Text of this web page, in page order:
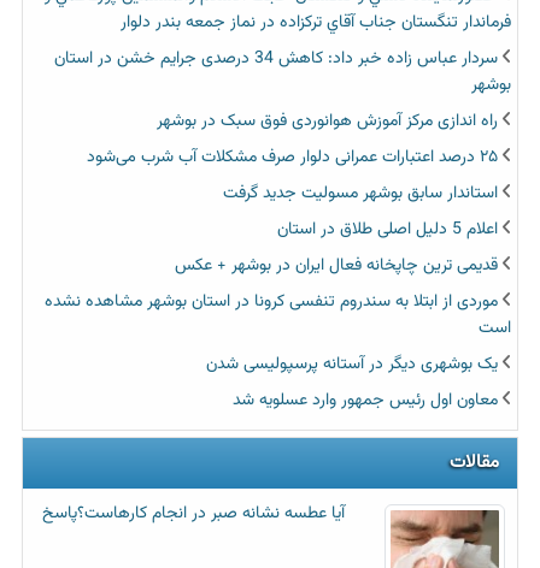
فرماندار تنگستان جناب آقاي تركزاده در نماز جمعه بندر دلوار
سردار عباس زاده خبر داد: کاهش 34 درصدی جرایم خشن در استان
بوشهر
راه اندازی مرکز آموزش هوانوردی فوق سبک در بوشهر
۲۵ درصد اعتبارات عمرانی دلوار صرف مشکلات آب شرب می‌شود
استاندار سابق بوشهر مسولیت جدید گرفت
اعلام 5 دلیل اصلی طلاق در استان
قدیمی ترین چاپخانه فعال ایران در بوشهر + عکس
موردی از ابتلا به سندروم تنفسی کرونا در استان بوشهر مشاهده نشده
است
یک بوشهری دیگر در آستانه پرسپولیسی شدن
معاون اول رئیس جمهور وارد عسلویه شد
مقالات
آیا عطسه‌ نشانه صبر در انجام کارهاست؟پاسخ